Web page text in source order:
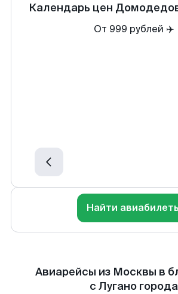
Календарь цен
От 999 рублей ✈️
Найти
Авиарейсы из Москвы в
с Лугано города